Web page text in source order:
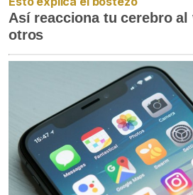
Así reacciona tu cerebro al
otros